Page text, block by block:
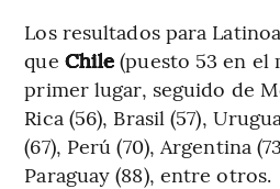
Los resultados para
que Chile (puesto 53 en el
primer lugar, seguido de
Rica (56), Brasil (57),
(67), Perú (70), Argentina
Paraguay (88), entre otros.